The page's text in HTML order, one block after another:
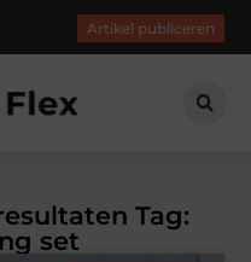
Artikel publiceren
Tag:
set